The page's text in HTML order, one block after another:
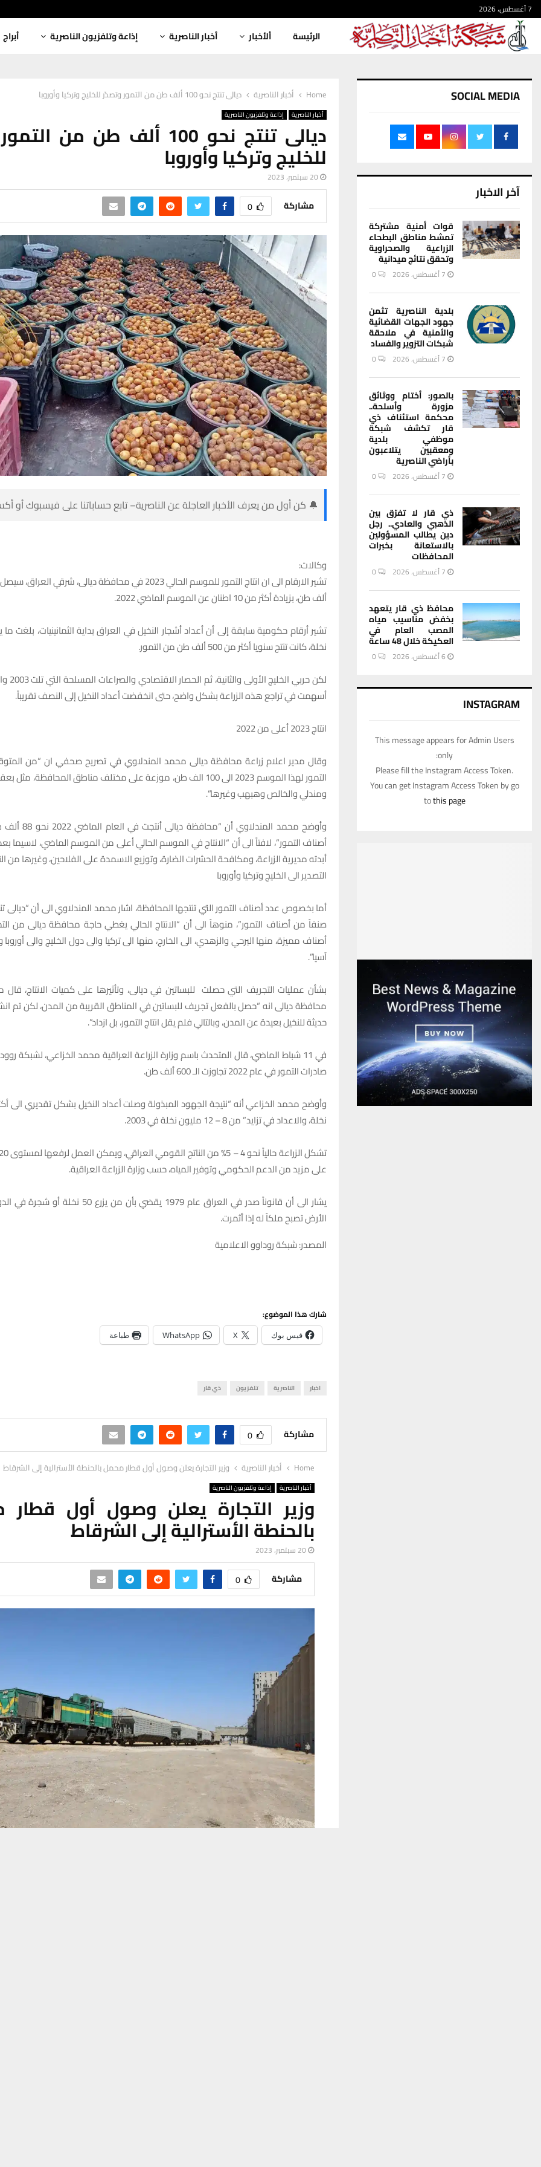
7 أغسطس، 2026
الرئيسة ألأخبار أخبار الناصرية إذاعة وتلفزيون الناصرية أبراج
Home أخبار الناصرية ديالى تنتج نحو 100 ألف طن من التمور وتصدّر للخليج وتركيا وأوروبا
أخبار الناصرية إذاعة وتلفزيون الناصرية
ديالى تنتج نحو 100 ألف طن من
للخليج وتركيا وأوروبا
20 سبتمبر، 2023
مشاركة 0
🔔 كن أول من يعرف الأخبار العاجلة عن الناصرية– تابع حساباتنا على فيسبوك أو
وكالات:
ألف طن، بزيادة أكثر من 10 اطنان عن الموسم الماضي 2022.
نخلة، كانت تنتج سنويا أكثر من 500 ألف طن من التمور.
لكن
أسهمت في تراجع هذه الزراعة بشكل واضح، حتى انخفضت أعداد النخيل إلى النصف تقريباً.
انتاج 2023 أعلى من 2022
وقال مدير اعلام زراعة محافظة ديالى محمد المندلاوي في تصريح صحفي ان “من
التمور لهذا الموسم 2023 الى 100 الف طن، موزعة على مختلف مناطق المحافظة،
ومندلي والخالص وهبهب وغيرها”.
وأوضح محمد المندلاوي
أصناف التمور”، لافتاً الى أن “الانتاج في الموسم الحالي أعلى من الموسم الماضي، لاسيما
أبدته مديرية الزراعة، ومكافحة الحشرات الضارة، وتوزيع الاسمدة على الفلاحين، وغيرها من
التصدير الى الخليج وتركيا وأوروبا
صنفاً من أصناف التمور”، منوهاً الى أن “الانتاج الحالي يغطي حاجة محافظة ديالى من
أصناف مميزة، منها البرحي والزهدي، الى الخارج، منها الى تركيا والى دول الخليج والى
آسيا”.
بشأن عمليات التجريف التي حصلت للبساتين في ديالى، وتأثيرها على كميات الانتاج، قال
محافظة ديالى انه “حصل بالفعل تجريف للبساتين في المناطق القريبة من المدن، لكن تم
حديثة للنخيل بعيدة عن المدن، وبالتالي فلم يقل انتاج التمور، بل ازداد”.
في 11 شباط الماضي، قال المتحدث باسم وزارة الزراعة العراقية محمد الخزاعي، لشبكة
صادرات التمور في عام 2022 تجاوزت الـ 600 ألف طن.
نخلة، والاعداد في تزايد” من 8 – 12 مليون نخلة في 2003.
على مزيد من الدعم الحكومي وتوفير المياه، حسب وزارة الزراعة العراقية.
يشار الى أن قانوناً صدر في العراق عام 1979 يقضي بأن
الأرض تصبح ملكاً له إذا أثمرت.
المصدر: شبكة روداوو الاعلامية
شارك هذا الموضوع:
فيس بوك X
WhatsApp طباعة
اخبار الناصرية تلفزيون ذي قار
مشاركة 0
Home أخبار الناصرية وزير التجارة يعلن وصول أول قطار محمل بالحنطة الأسترالية إلى الشرقاط
أخبار الناصرية إذاعة وتلفزيون الناصرية
وزير التجارة يعلن وصول أول
بالحنطة الأسترالية إلى الشرقاط
20 سبتمبر، 2023
مشاركة 0
SOCIAL MEDIA
آخر الاخبار
قوات أمنية مشتركة
تمشط مناطق البطحاء
الزراعية والصحراوية
وتحقق نتائج ميدانية
7 أغسطس، 2026 0
بلدية الناصرية تثمن
جهود الجهات القضائية
والأمنية في ملاحقة
شبكات التزوير والفساد
7 أغسطس، 2026 0
بالصور: أختام ووثائق
مزورة وأسلحة..
محكمة استئناف ذي
قار تكشف شبكة
موظفي بلدية
ومعقبين يتلاعبون
بأراضي الناصرية
7 أغسطس، 2026 0
ذي قار لا تفرّق بين
الذهبي والعادي.. رجل
دين يطالب المسؤولين
بالاستعانة بخبرات
المحافظات
7 أغسطس، 2026 0
محافظ ذي قار يتعهد
بخفض مناسيب مياه
المصب العام في
العكيكة خلال 48 ساعة
6 أغسطس، 2026 0
INSTAGRAM
This message appears for Admin Users
only:
Please fill the Instagram Access Token.
You can get Instagram Access Token by go
tothis page